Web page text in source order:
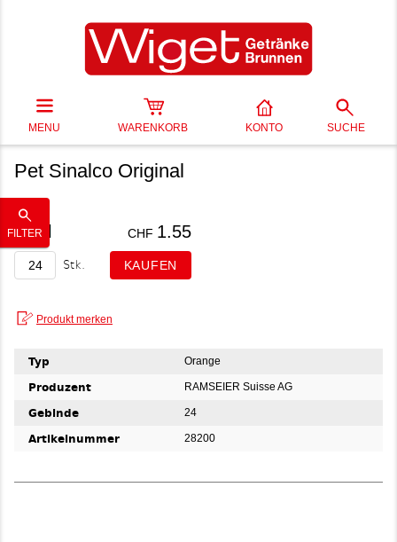
MENU WARENKORB KONTO SUCHE
FILTER
Pet Sinalco Original
50 cl CHF 1.55
Stk.
Typ Orange
Produzent RAMSEIER Suisse AG
Gebinde 24
Artikelnummer 28200